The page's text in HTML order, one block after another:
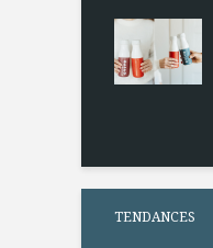
TENDANCES